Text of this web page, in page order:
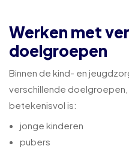
Werken met
doelgroepen
Binnen de kind- en
verschillende doelgroepen,
betekenisvol is:
jonge kinderen
pubers